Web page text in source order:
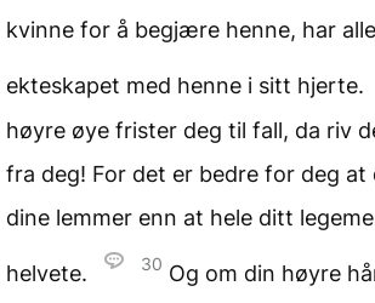
kvinne for å begjære henne, har
ekteskapet med henne i sitt hjerte.
høyre øye frister deg til fall, da riv
fra deg! For det er bedre for deg at
dine lemmer enn at hele ditt
helvete. 30 Og om din høyre